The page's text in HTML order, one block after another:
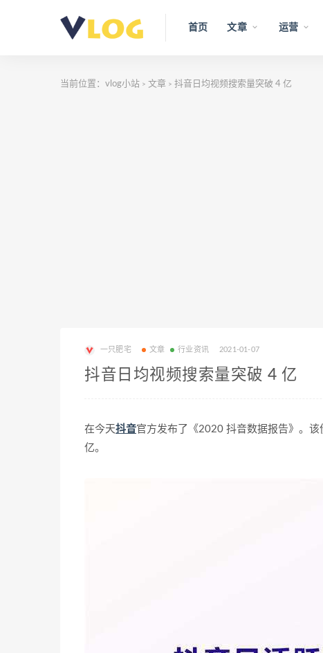
首页 文章 运营
当前位置： vlog小站 > 文章 > 抖音日均视频搜索量突破 4 亿
一只肥宅 文章 行业资讯 2021-01-07
抖音日均视频搜索量突破 4 亿
在今天抖音官方发布了《2020 抖音数据报告》。
亿。